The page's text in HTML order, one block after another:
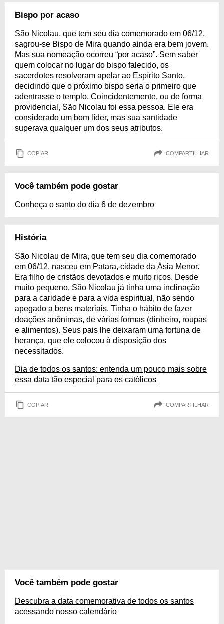
Bispo por acaso
São Nicolau, que tem seu dia comemorado em 06/12,
sagrou-se Bispo de Mira quando ainda era bem jovem.
Mas sua nomeação ocorreu “por acaso”. Sem saber
quem colocar no lugar do bispo falecido, os
sacerdotes resolveram apelar ao Espírito Santo,
decidindo que o próximo bispo seria o primeiro que
adentrasse o templo. Coincidentemente, ou de forma
providencial, São Nicolau foi essa pessoa. Ele era
considerado um bom líder, mas sua santidade
superava qualquer um dos seus atributos.
COPIAR COMPARTILHAR
Você também pode gostar
Conheça o santo do dia 6 de dezembro
História
São Nicolau de Mira, que tem seu dia comemorado
em 06/12, nasceu em Patara, cidade da Ásia Menor.
Era filho de cristãos devotados e muito ricos. Desde
muito pequeno, São Nicolau já tinha uma inclinação
para a caridade e para a vida espiritual, não sendo
apegado a bens materiais. Tinha o hábito de fazer
doações anônimas, de várias formas (dinheiro, roupas
e alimentos). Seus pais lhe deixaram uma fortuna de
herança, que ele colocou à disposição dos
necessitados.
Dia de todos os santos: entenda um pouco mais sobre
essa data tão especial para os católicos
COPIAR COMPARTILHAR
Você também pode gostar
Descubra a data comemorativa de todos os santos
acessando nosso calendário